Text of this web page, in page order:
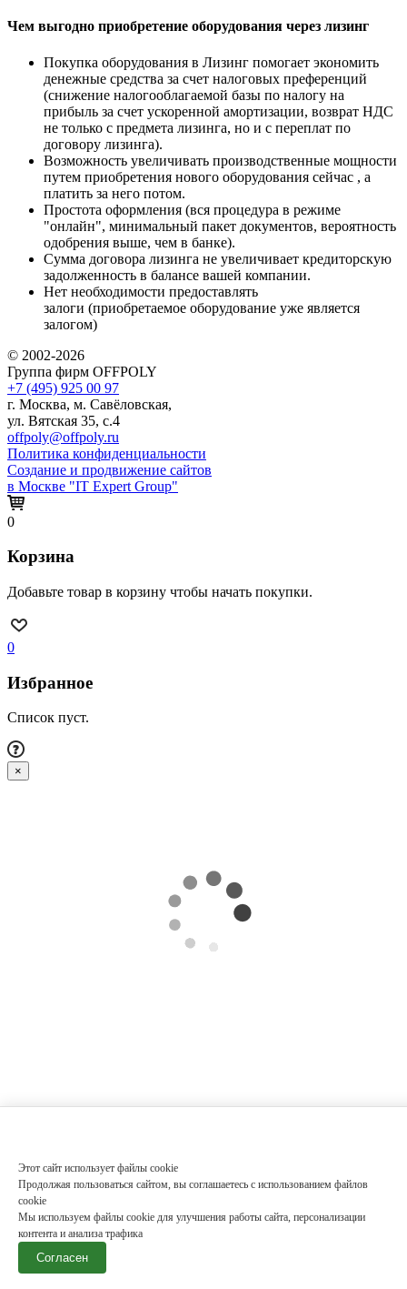
Чем выгодно приобретение оборудования через лизинг
Покупка оборудования в Лизинг помогает экономить
денежные средства за счет налоговых преференций
(снижение налогооблагаемой базы по налогу на
прибыль за счет ускоренной амортизации, возврат НДС
не только с предмета лизинга, но и с переплат по
договору лизинга).
Возможность увеличивать производственные мощности
путем приобретения нового оборудования сейчас , а
платить за него потом.
Простота оформления (вся процедура в режиме
"онлайн", минимальный пакет документов, вероятность
одобрения выше, чем в банке).
Сумма договора лизинга не увеличивает кредиторскую
задолженность в балансе вашей компании.
Нет необходимости предоставлять
залоги (приобретаемое оборудование уже является
залогом)
© 2002-2026
Группа фирм OFFPOLY
+7 (495) 925 00 97
г. Москва, м. Савёловская,
ул. Вятская 35, с.4
offpoly@offpoly.ru
Политика конфиденциальности
Создание и продвижение сайтов
в Москве "IT Expert Group"
Этот сайт использует файлы cookie
Продолжая пользоваться сайтом, вы соглашаетесь с использованием файлов
cookie
Мы используем файлы cookie для улучшения работы сайта, персонализации
контента и анализа трафика
Согласен
0
Корзина
Добавьте товар в корзину чтобы начать покупки.
0
Избранное
Список пуст.
×